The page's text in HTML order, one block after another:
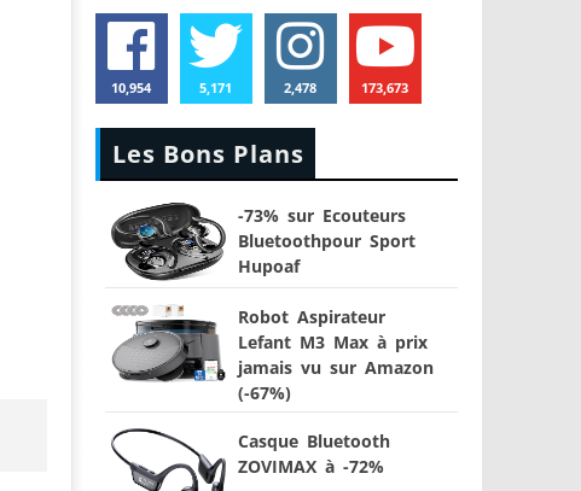
10,954 5,171 2,478 173,673
Les Bons Plans
-73% sur Ecouteurs
Bluetoothpour Sport
Hupoaf
Robot Aspirateur
Lefant M3 Max à prix
jamais vu sur Amazon
(-67%)
Casque Bluetooth
ZOVIMAX à -72%